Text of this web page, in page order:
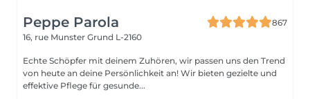
Peppe Parola
867
16, rue Munster Grund L-2160
Echte Schöpfer mit deinem Zuhören, wir passen uns den Trend
von heute an deine Persönlichkeit an! Wir bieten gezielte und
effektive Pflege für gesunde...